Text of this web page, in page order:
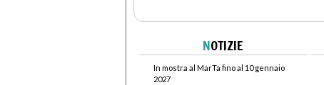
NOTIZIE
In mostra al MarTa fino al 10 gennaio
2027